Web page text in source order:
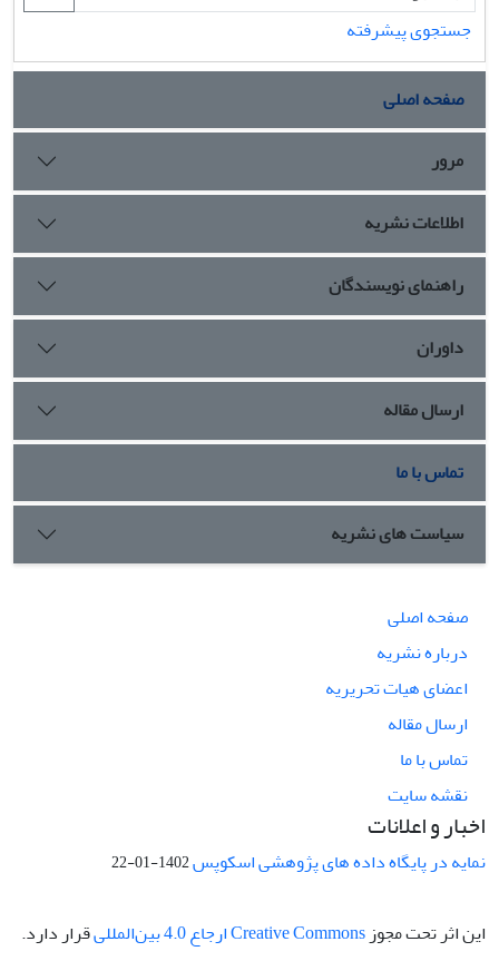
جستجوی پیشرفته
صفحه اصلی
مرور
اطلاعات نشریه
راهنمای نویسندگان
داوران
ارسال مقاله
تماس با ما
سیاست های نشریه
صفحه اصلی
درباره نشریه
اعضای هیات تحریریه
ارسال مقاله
تماس با ما
نقشه سایت
اخبار و اعلانات
نمایه در پایگاه داده های پژوهشی اسکوپس1402-01-22
این اثر تحت مجوز Creative Commons ارجاع 4.0 بین‌المللی قرار دارد.